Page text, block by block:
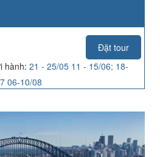
Đặt tour
hành: 21 - 25/05 11 - 15/06; 18-
06-10/08